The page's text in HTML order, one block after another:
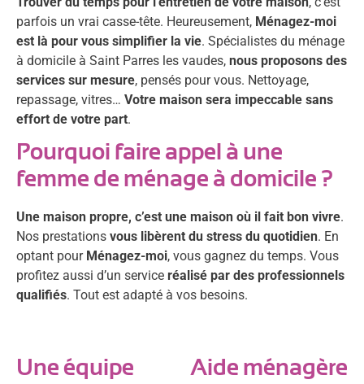
parfois un vrai casse-tête. Heureusement, Ménagez-moi
est là pour vous simplifier la vie. Spécialistes du ménage
à domicile à Saint Parres les vaudes, nous proposons des
services sur mesure, pensés pour vous. Nettoyage,
repassage, vitres… Votre maison sera impeccable sans
effort de votre part.
Pourquoi faire appel à une
femme de ménage à domicile ?
Une maison propre, c’est une maison où il fait bon vivre.
Nos prestations vous libèrent du stress du quotidien. En
optant pour Ménagez-moi, vous gagnez du temps. Vous
profitez aussi d’un service réalisé par des professionnels
qualifiés. Tout est adapté à vos besoins.
Une équipe
Aide ménagère